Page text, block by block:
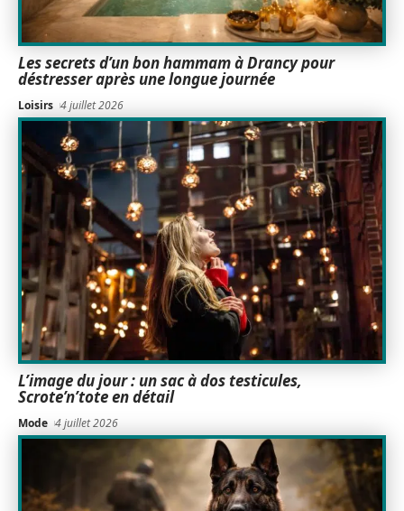
Les secrets d’un bon hammam à Drancy pour
déstresser après une longue journée
Loisirs 4 juillet 2026
L’image du jour : un sac à dos testicules,
Scrote’n’tote en détail
Mode 4 juillet 2026